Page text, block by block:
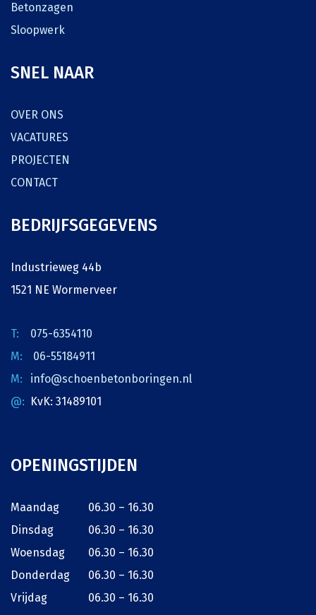
Betonzagen
Sloopwerk
SNEL NAAR
OVER ONS
VACATURES
PROJECTEN
CONTACT
BEDRIJFSGEGEVENS
Industrieweg 44b
1521 NE Wormerveer
075-6354110
06-55184911
info@schoenbetonboringen.nl
KvK: 31489101
OPENINGSTIJDEN
Maandag
06.30 – 16.30
Dinsdag
06.30 – 16.30
Woensdag
06.30 – 16.30
Donderdag
06.30 – 16.30
Vrijdag
06.30 – 16.30